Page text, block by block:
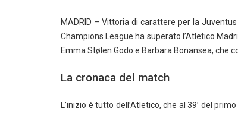
MADRID – Vittoria di carattere per la
Champions League ha superato l’Atletico
Emma Stølen Godo e Barbara Bonansea, che
La cronaca del match
L’inizio è tutto dell’Atletico, che al 39’ del